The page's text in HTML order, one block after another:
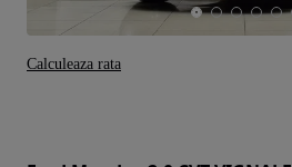
Calculeaza rata